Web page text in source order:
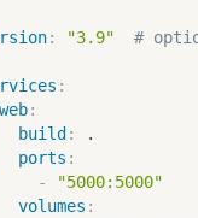
: "3.9" #
:
web:
build :
.
ports :
-
"5000:5000"
volumes :